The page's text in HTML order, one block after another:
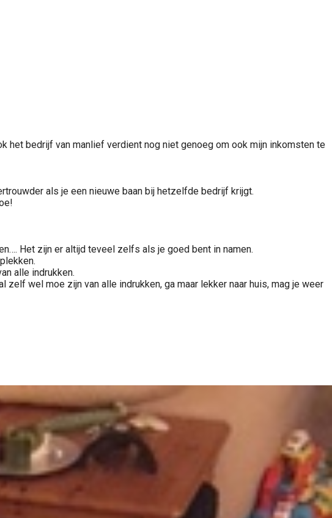
het bedrijf van manlief verdient nog niet genoeg om ook mijn inkomsten te
als je een nieuwe baan bij hetzelfde bedrijf krijgt.
Het zijn er altijd teveel zelfs als je goed bent in namen.
alle indrukken.
wel moe zijn van alle indrukken, ga maar lekker naar huis, mag je weer